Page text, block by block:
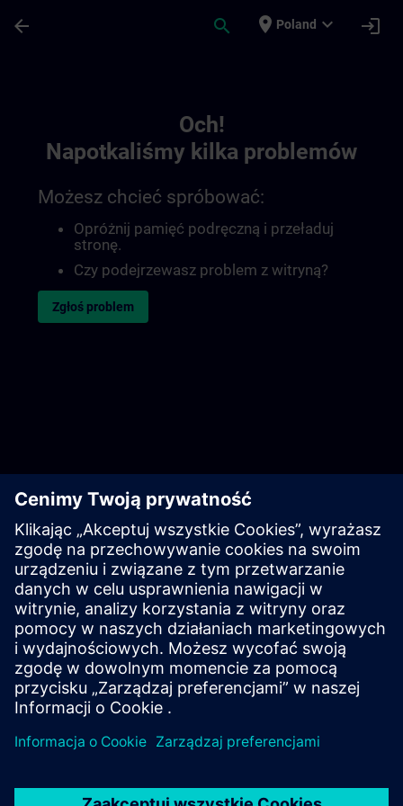
arrow_back search place Poland expand_more login
Och!
Napotkaliśmy kilka problemów
Możesz chcieć spróbować:
Opróżnij pamięć podręczną i przeładuj
stronę.
Czy podejrzewasz problem z witryną?
Zgłoś problem